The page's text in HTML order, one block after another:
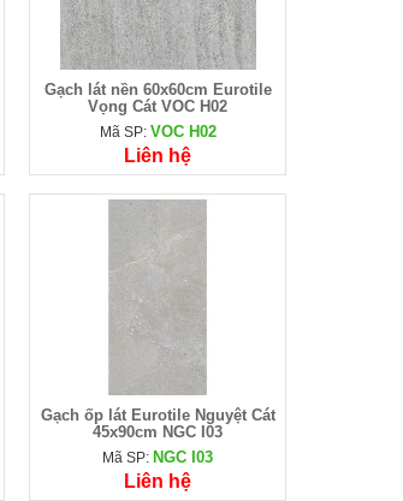
Gạch lát nền 60x60cm Eurotile
Vọng Cát VOC H02
Mã SP: VOC H02
Liên hệ
Gạch ốp lát Eurotile Nguyệt Cát
45x90cm NGC I03
Mã SP: NGC I03
Liên hệ